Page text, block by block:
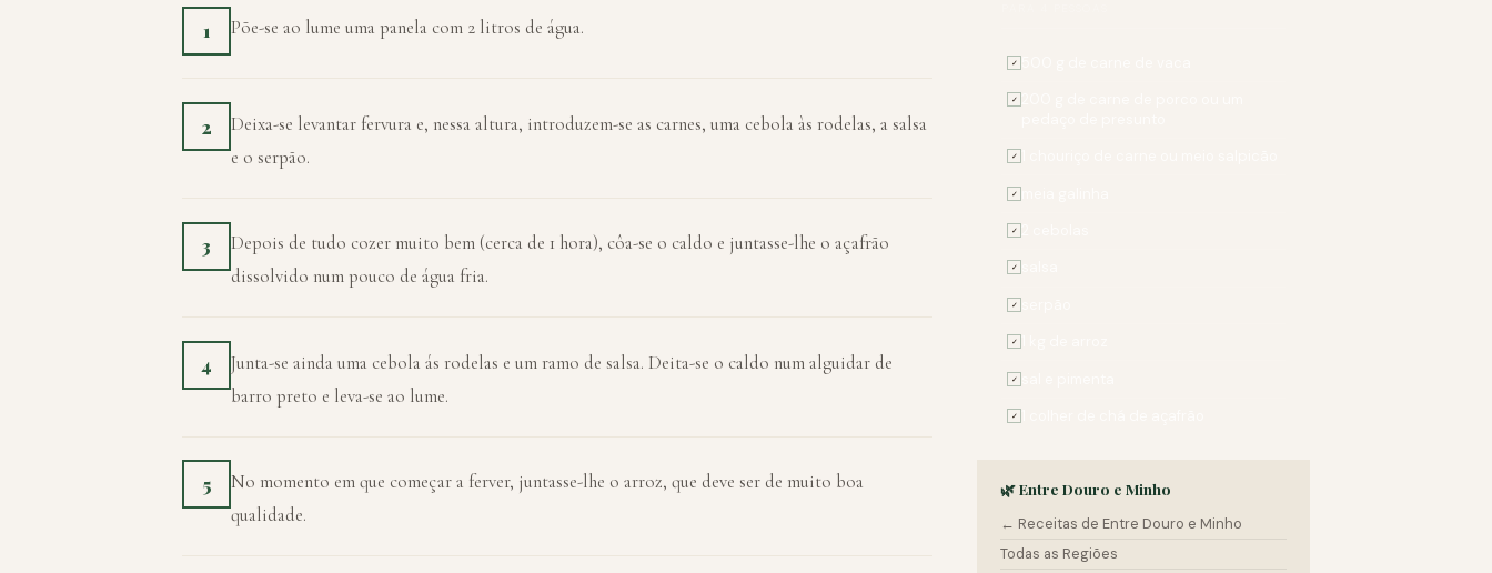
1 Põe-se ao lume uma panela com 2 litros de água.
2
Deixa-se levantar fervura e, nessa altura, introduzem-se as carnes, uma cebola às rodelas, a salsa
e o serpão.
3
Depois de tudo cozer muito bem (cerca de 1 hora), côa-se o caldo e juntasse-lhe o açafrão
dissolvido num pouco de água fria.
4
Junta-se ainda uma cebola ás rodelas e um ramo de salsa. Deita-se o caldo num alguidar de
barro preto e leva-se ao lume.
5
No momento em que começar a ferver, juntasse-lhe o arroz, que deve ser de muito boa
qualidade.
✓
✓
✓
✓
✓
✓
✓
✓
✓
✓
🌿 Entre Douro e Minho
← Receitas de Entre Douro e Minho
Todas as Regiões